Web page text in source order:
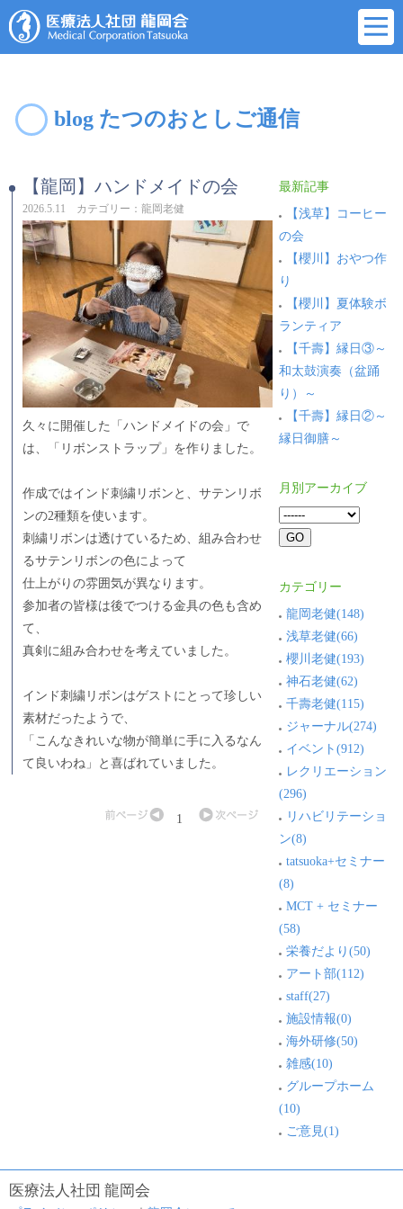
blog たつのおとしご通信
【龍岡】ハンドメイドの会
2026.5.11 カテゴリー：龍岡老健
久々に開催した「ハンドメイドの会」で
は、「リボンストラップ」を作りました。
作成ではインド刺繍リボンと、サテンリボ
ンの2種類を使います。
刺繍リボンは透けているため、組み合わせ
るサテンリボンの色によって
仕上がりの雰囲気が異なります。
参加者の皆様は後でつける金具の色も含め
て、
真剣に組み合わせを考えていました。
インド刺繍リボンはゲストにとって珍しい
素材だったようで、
「こんなきれいな物が簡単に手に入るなん
て良いわね」と喜ばれていました。
1
最新記事
【浅草】コーヒー
の会
【櫻川】おやつ作
り
【櫻川】夏体験ボ
ランティア
【千壽】縁日③～
和太鼓演奏（盆踊
り）～
【千壽】縁日②～
縁日御膳～
月別アーカイブ
カテゴリー
龍岡老健(148)
浅草老健(66)
櫻川老健(193)
神石老健(62)
千壽老健(115)
ジャーナル(274)
イベント(912)
レクリエーション
(296)
リハビリテーショ
ン(8)
tatsuoka+セミナー
(8)
MCT + セミナー
(58)
栄養だより(50)
アート部(112)
staff(27)
施設情報(0)
海外研修(50)
雑感(10)
グループホーム
(10)
ご意見(1)
医療法人社団 龍岡会